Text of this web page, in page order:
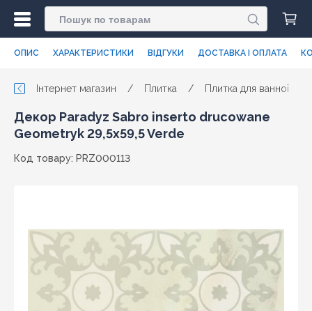
ОПИС ХАРАКТЕРИСТИКИ ВІДГУКИ ДОСТАВКА І ОПЛАТА
Інтернет магазин / Плитка / Плитка для ванної
Декор Paradyz Sabro inserto drucowane
Geometryk 29,5x59,5 Verde
Код товару: PRZ000113